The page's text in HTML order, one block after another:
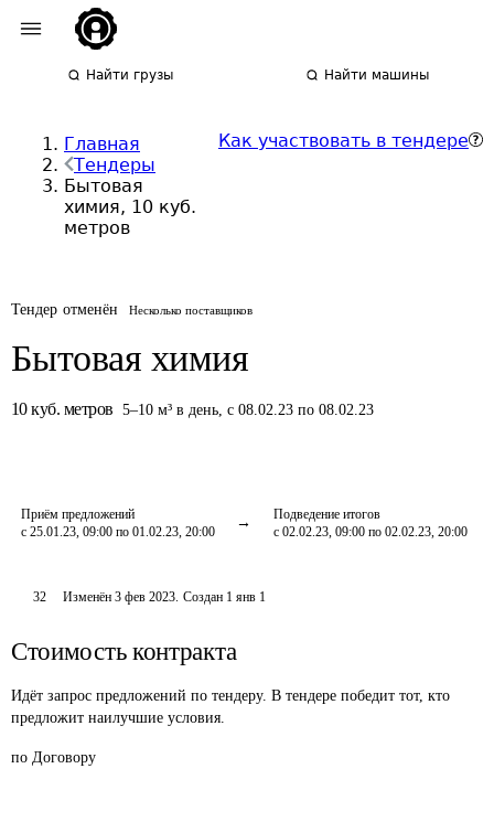
Найти грузы Найти машины
Главная
Тендеры
Бытовая
химия, 10 куб.
метров
Как участвовать в тендере
Тендер отменён Несколько поставщиков
Бытовая химия
10 куб. метров 5–10 м³ в день, с 08.02.23 по 08.02.23
Приём предложений
с 25.01.23, 09:00 по 01.02.23, 20:00
Подведение итогов
с 02.02.23, 09:00 по 02.02.23, 20:00
32 Изменён3 фев 2023. Создан 1 янв 1
Стоимость контракта
Идёт запрос предложений по тендеру. В тендере победит тот, кто
предложит наилучшие условия.
по Договору